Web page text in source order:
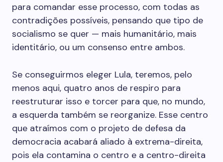
para comandar esse processo, com todas as
contradições possíveis, pensando que tipo de
socialismo se quer — mais humanitário, mais
identitário, ou um consenso entre ambos.
Se conseguirmos eleger Lula, teremos, pelo
menos aqui, quatro anos de respiro para
reestruturar isso e torcer para que, no mundo,
a esquerda também se reorganize. Esse centro
que atraímos com o projeto de defesa da
democracia acabará aliado à extrema-direita,
pois ela contamina o centro e a centro-direita